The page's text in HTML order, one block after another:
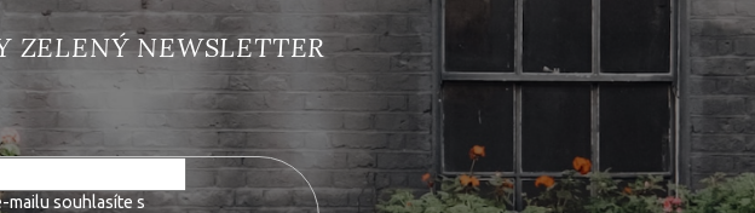
zasílat informace o nových produktech na našem e-shopu.
mailu souhlasíte s